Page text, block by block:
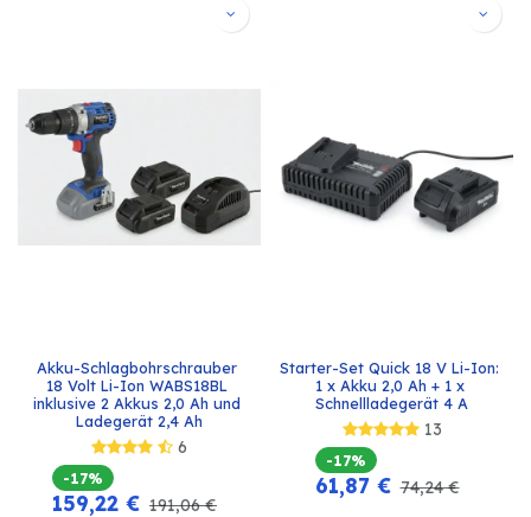
Akku-Schlagbohrschrauber
18 Volt Li-Ion WABS18BL
inklusive 2 Akkus 2,0 Ah und
Ladegerät 2,4 Ah
6
-17%
159,22 € 191,06€
Starter-Set Quick 18 V Li-Ion:
1 x Akku 2,0 Ah + 1 x
Schnellladegerät 4 A
13
-17%
61,87€ 74,24€